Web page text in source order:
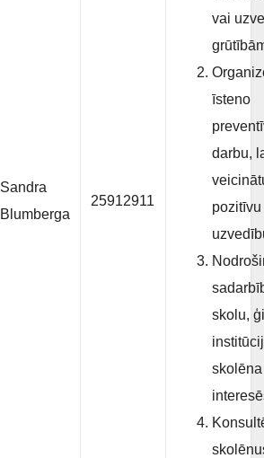
Sandra
Blumberga
25912911
vai
īsteno
darbu,
pozitīvu
skolu,
skolēna